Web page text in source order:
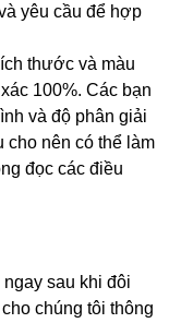
yêu cầu để hợp
thước và màu
100%. Các bạn
và độ phân giải
cho nên có thể làm
đọc các điều
sau khi đôi
chúng tôi thông